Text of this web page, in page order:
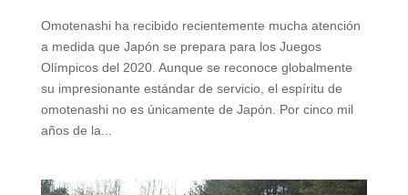
Omotenashi ha recibido recientemente mucha atención
a medida que Japón se prepara para los Juegos
Olímpicos del 2020. Aunque se reconoce globalmente
su impresionante estándar de servicio, el espíritu de
omotenashi no es únicamente de Japón. Por cinco mil
años de la...